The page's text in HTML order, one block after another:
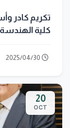
تكريم كادر
كلية
20
OCT